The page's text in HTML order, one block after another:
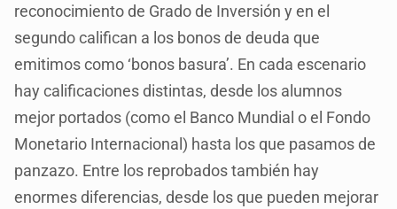
reconocimiento de Grado de Inversión y en el
segundo califican a los bonos de deuda que
emitimos como ‘bonos basura’. En cada escenario
hay calificaciones distintas, desde los alumnos
mejor portados (como el Banco Mundial o el Fondo
Monetario Internacional) hasta los que pasamos de
panzazo. Entre los reprobados también hay
enormes diferencias, desde los que pueden mejorar